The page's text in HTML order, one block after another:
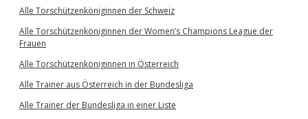
Alle Torschützenköniginnen der Schweiz
Alle Torschützenköniginnen der Women’s Champions League der
Frauen
Alle Torschützenköniginnen in Österreich
Alle Trainer aus Österreich in der Bundesliga
Alle Trainer der Bundesliga in einer Liste